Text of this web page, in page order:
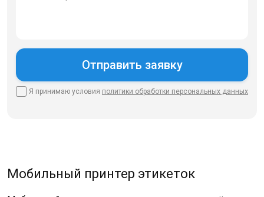
Я принимаю условия политики обработки персональных данных
Мобильный принтер этикеток